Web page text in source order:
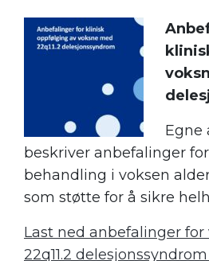
Egne
beskriver anbefalinger
behandling i voksen
som støtte for å sikre
Last ned anbefalinger for
22q11.2